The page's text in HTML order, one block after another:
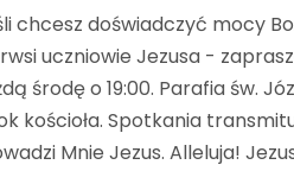
chcesz doświadczyć mocy
uczniowie Jezusa -
środę o 19:00. Parafia św.
kościoła. Spotkania
Mnie Jezus. Alleluja!